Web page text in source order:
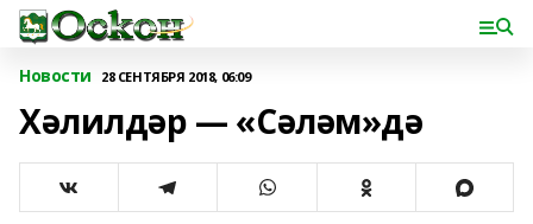
Новости 28 СЕНТЯБРЯ 2018, 06:09
Хәлилдәр — «Сәләм»дә